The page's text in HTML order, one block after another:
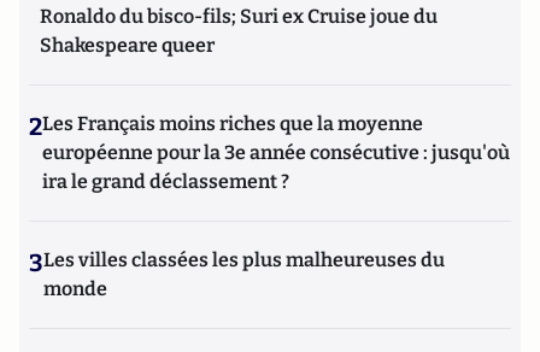
Ronaldo du bisco-fils; Suri ex Cruise joue du
Shakespeare queer
2Les Français moins riches que la moyenne
européenne pour la 3e année consécutive : jusqu'où
ira le grand déclassement ?
3Les villes classées les plus malheureuses du
monde